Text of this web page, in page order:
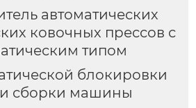
автоматических
ковочных прессов с
типом
блокировки
сборки машины